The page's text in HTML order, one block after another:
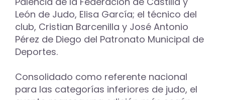
León de Judo, Elisa García; el técnico del
club, Cristian Barcenilla y José Antonio
Pérez de Diego del Patronato Municipal de
Deportes.
Consolidado como referente nacional
para las categorías inferiores de judo, el